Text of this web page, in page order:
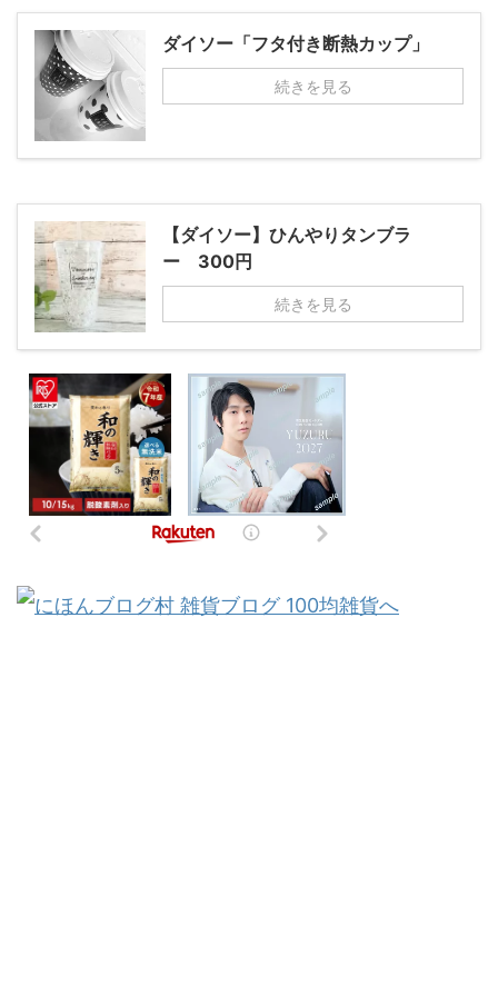
ダイソー「フタ付き断熱カップ」
続きを見る
【ダイソー】ひんやりタンブラ
ー 300円
続きを見る